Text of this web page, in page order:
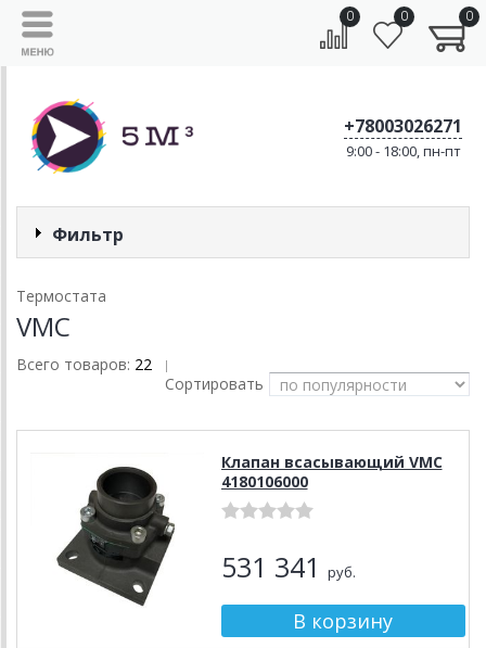
0 0 0
+78003026271
9:00 - 18:00, пн-пт
Фильтр
Термостата
VMC
Всего товаров: 22 |
Сортировать
Клапан всасывающий VMC
4180106000
531 341 руб.